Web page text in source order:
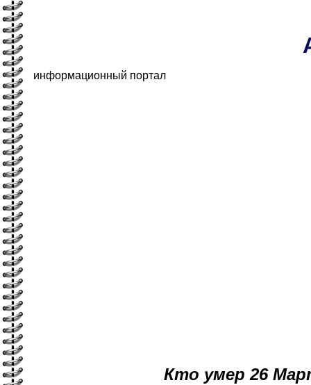
информационный портал
Кто умер 26